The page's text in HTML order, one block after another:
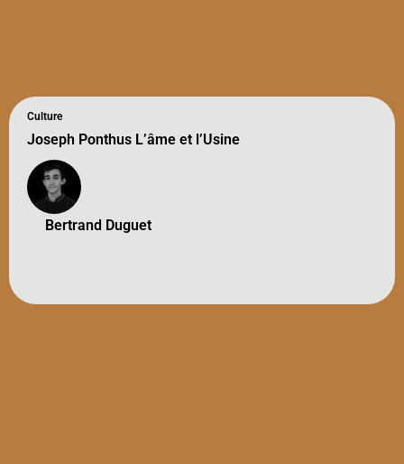
Culture
Joseph Ponthus L’âme et l’Usine
Bertrand Duguet